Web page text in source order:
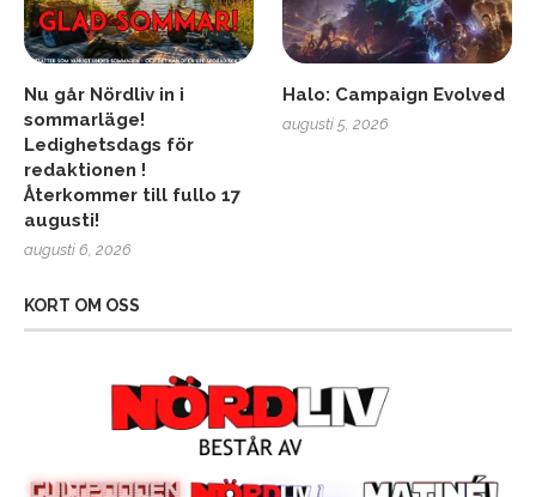
Nu går Nördliv in i
sommarläge!
Ledighetsdags för
redaktionen !
Återkommer till fullo 17
augusti!
augusti 6, 2026
Halo: Campaign Evolved
augusti 5, 2026
KORT OM OSS